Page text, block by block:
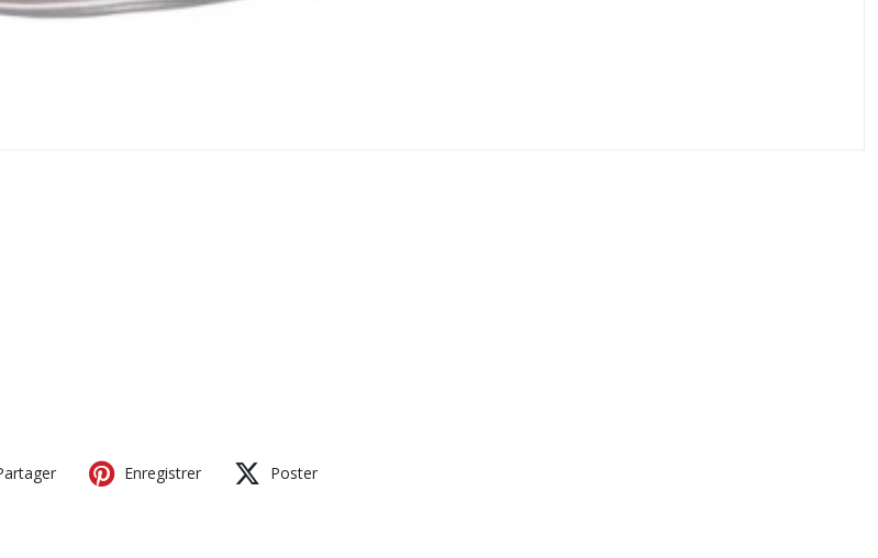
Enregistrer Poster